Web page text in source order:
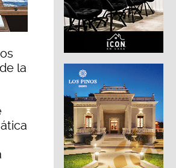
la